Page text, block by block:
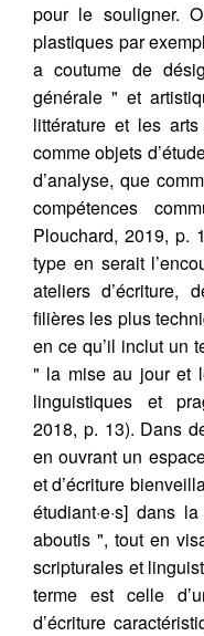
pour le souligner.
plastiques par
a coutume de
générale " et
littérature et les
comme objets
d’analyse, que
compétences
Plouchard, 2019, p.
type en serait
ateliers d’écriture,
filières les plus
en ce qu’il inclut un
" la mise au jour et
linguistiques et
2018, p. 13). Dans
en ouvrant un
et d’écriture
étudiant·e·s] dans
aboutis ", tout en
scripturales et
terme est celle
d’écriture